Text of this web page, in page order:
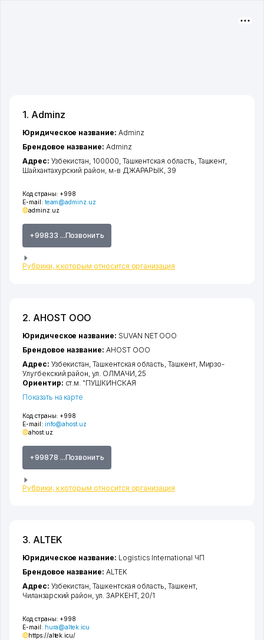
1. Adminz
Код страны: +998
E-mail: team@adminz.uz
adminz.uz
+99833 ...Позвонить
Рубрики, к которым относится организация
Юридическое название: Adminz
Брендовое название: Adminz
Адрес: Узбекистан, 100000, Ташкентская область Ташкент
Шайхантахурский район м-в ДЖАРАРЫК , 39
2. AHOST ООО
Код страны: +998
E-mail: info@ahost.uz
ahost.uz
+99878 ...Позвонить
Рубрики, к которым относится организация
Юридическое название: SUVAN NET ООО
Брендовое название: AHOST ООО
Адрес: Узбекистан,Ташкентская область,Ташкент, Мирзо-
Улугбекский район,ул. ОЛМАЧИ, 25
Ориентир: ст.м. "ПУШКИНСКАЯ
Показать на карте
3. ALTEK
Код страны: +998
E-mail: hura@altek.icu
https://altek.icu/
Юридическое название: Logistics International ЧП
Брендовое название: ALTEK
Адрес: Узбекистан,Ташкентская область,Ташкент,
Чиланзарский район,ул. ЗАРКЕНТ, 20/1